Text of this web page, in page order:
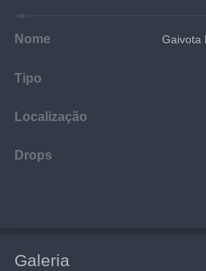
Nome Gaivota
Tipo
Localização
Drops
Galeria